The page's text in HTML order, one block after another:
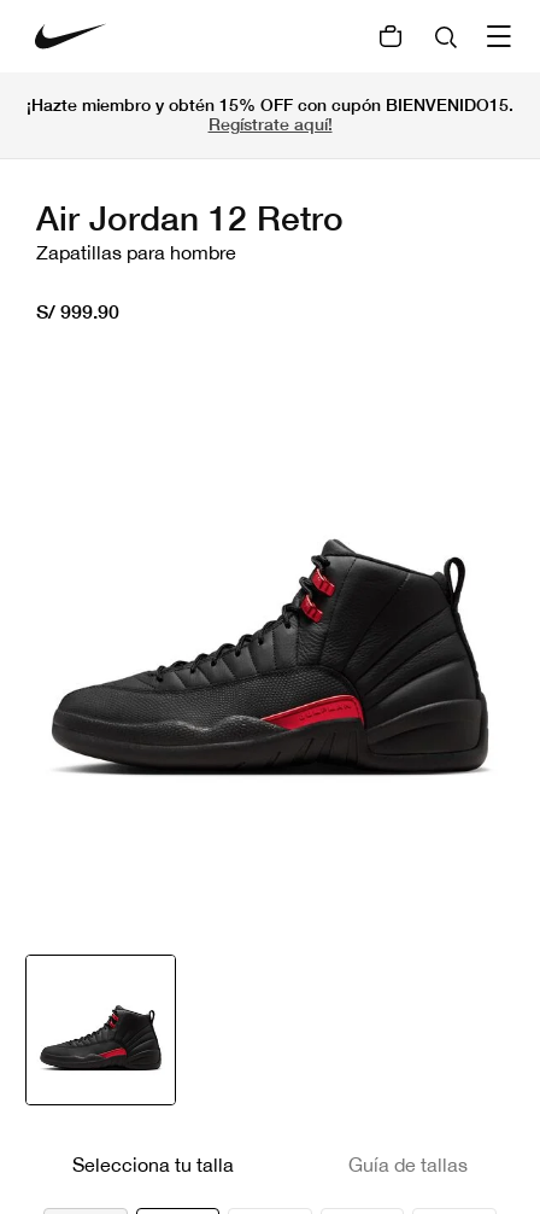
¡Hazte miembro y obtén 15% OFF con cupón BIENVENIDO15.
Regístrate aquí!
Air Jordan 12 Retro
Zapatillas para hombre
S/ 999.90
Selecciona tu talla Guía de tallas